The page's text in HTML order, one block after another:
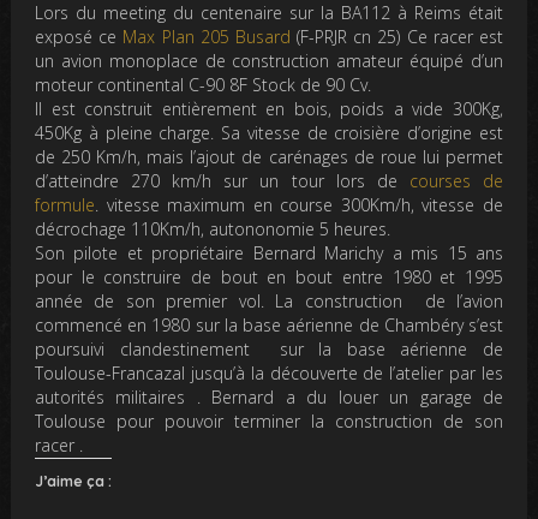
Lors du meeting du centenaire sur la BA112 à Reims était
exposé ce Max Plan 205 Busard(F-PRJR cn 25) Ce racer est
un avion monoplace de construction amateur équipé d’un
moteur continental C-90 8F Stock de 90 Cv.
Il est construit entièrement en bois, poids a vide 300Kg,
450Kg à pleine charge. Sa vitesse de croisière d’origine est
de 250 Km/h, mais l’ajout de carénages de roue lui permet
d’atteindre 270 km/h sur un tour lors de courses de
formule. vitesse maximum en course 300Km/h, vitesse de
décrochage 110Km/h, autononomie 5 heures.
Son pilote et propriétaire Bernard Marichy a mis 15 ans
pour le construire de bout en bout entre 1980 et 1995
année de son premier vol. La construction de l’avion
commencé en 1980 sur la base aérienne de Chambéry s’est
poursuivi clandestinement sur la base aérienne de
Toulouse-Francazal jusqu’à la découverte de l’atelier par les
autorités militaires . Bernard a du louer un garage de
Toulouse pour pouvoir terminer la construction de son
racer .
J’aime ça :